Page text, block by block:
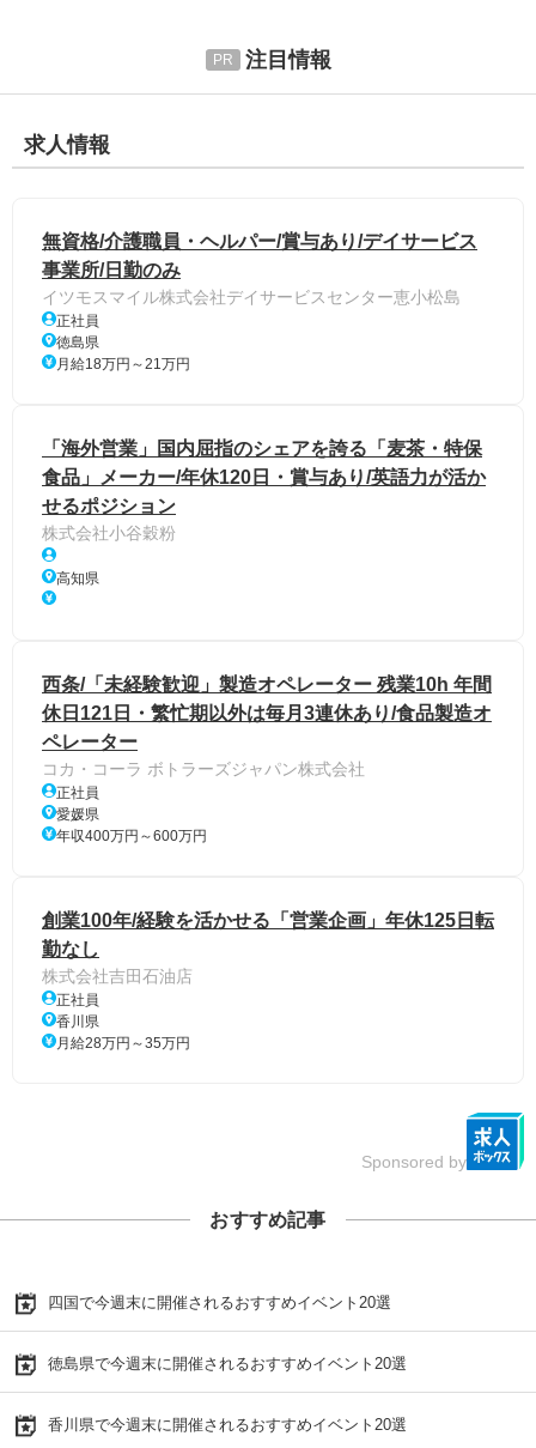
注目情報
求人情報
無資格/介護職員・ヘルパー/賞与あり/デイサービス
事業所/日勤のみ
イツモスマイル株式会社デイサービスセンター恵小松島
正社員
徳島県
月給18万円～21万円
「海外営業」国内屈指のシェアを誇る「麦茶・特保
食品」メーカー/年休120日・賞与あり/英語力が活か
せるポジション
株式会社小谷穀粉
高知県
西条/「未経験歓迎」製造オペレーター 残業10h 年間
休日121日・繁忙期以外は毎月3連休あり/食品製造オ
ペレーター
コカ・コーラ ボトラーズジャパン株式会社
正社員
愛媛県
年収400万円～600万円
創業100年/経験を活かせる「営業企画」年休125日転
勤なし
株式会社吉田石油店
正社員
香川県
月給28万円～35万円
Sponsored by
おすすめ記事
四国で今週末に開催されるおすすめイベント20選
徳島県で今週末に開催されるおすすめイベント20選
香川県で今週末に開催されるおすすめイベント20選